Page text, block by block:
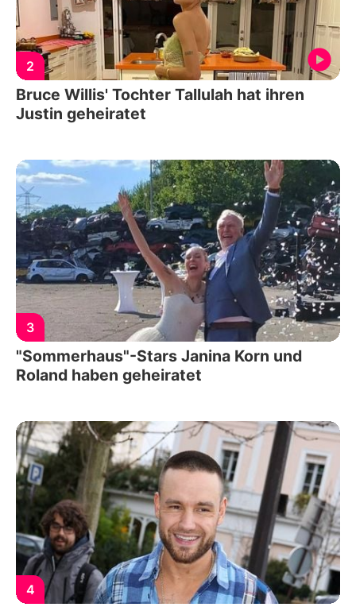
2
Bruce Willis' Tochter Tallulah hat ihren
Justin geheiratet
3
"Sommerhaus"-Stars Janina Korn und
Roland haben geheiratet
4